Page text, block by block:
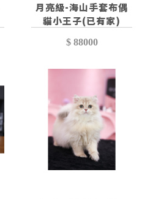
月亮級-海山手套布偶
貓小王子(已有家)
$ 88000